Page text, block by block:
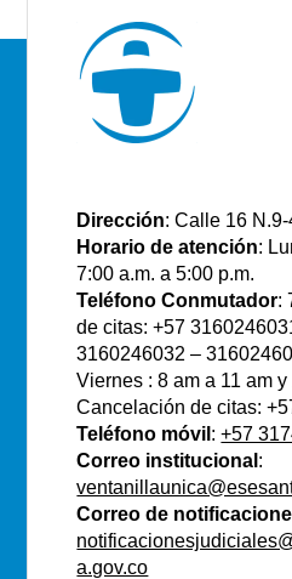
Dirección: Calle 16 N.9-
Horario de atención:
7:00 a.m. a 5:00 p.m.
Teléfono Conmutador:
de citas: +57
3160246032 –
Viernes : 8 am a 11 am
Cancelación de citas:
Teléfono móvil :+57
Correo institucional :
Correo de
a.gov.co